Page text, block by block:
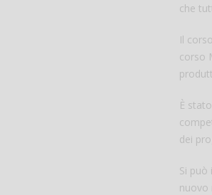
che
Il
corso
È
dei
Si
nuovo